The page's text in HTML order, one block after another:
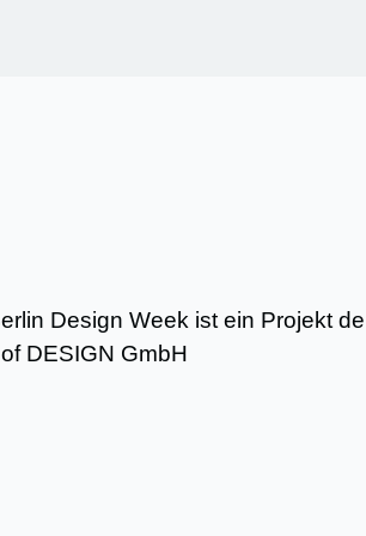
Design Week ist ein Projekt
DESIGN GmbH